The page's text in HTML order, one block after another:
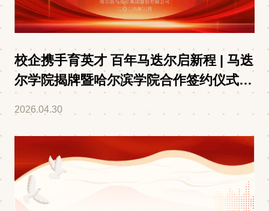
校企携手育英才 百年马迭尔启新程 | 马迭
尔学院揭牌暨哈尔滨学院合作签约仪式圆
2026.04.30